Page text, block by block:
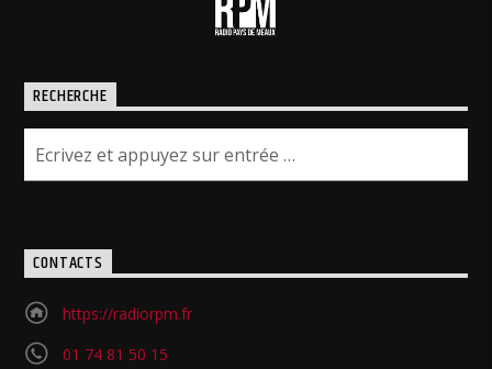
RECHERCHE
CONTACTS
https://radiorpm.fr
01 74 81 50 15